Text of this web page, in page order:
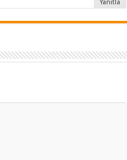
Yanıtla